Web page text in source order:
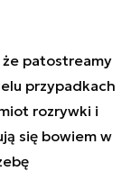
że patostreamy
przypadkach
rozrywki i
się bowiem w